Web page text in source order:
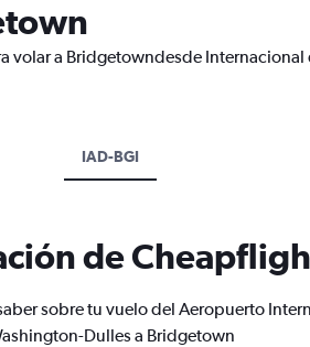
volar a Bridgetowndesde
IAD-BGI
de
sobre tu vuelo del Aeropuerto
Dulles a Bridgetown